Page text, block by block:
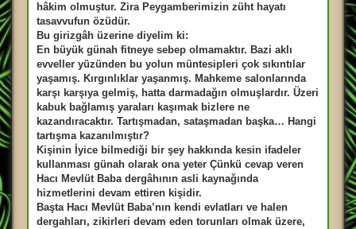
hâkim olmuştur. Zira Peygamberimizin züht hayatı
tasavvufun özüdür.
Bu girizgâh üzerine diyelim ki:
En büyük günah fitneye sebep olmamaktır. Bazi aklı
evveller yüzünden bu yolun müntesipleri çok sıkıntılar
yaşamış. Kırgınlıklar yaşanmış. Mahkeme salonlarında
karşı karşıya gelmiş, hatta darmadağın olmuşlardır. Üzeri
kabuk bağlamış yaraları kaşımak bizlere ne
kazandıracaktır. Tartışmadan, sataşmadan başka… Hangi
tartışma kazanılmıştır?
Kişinin İyice bilmediği bir şey hakkında kesin ifadeler
kullanması günah olarak ona yeter Çünkü cevap veren
Hacı Mevlüt Baba dergâhının asli kaynağında
hizmetlerini devam ettiren kişidir.
Başta Hacı Mevlüt Baba’nın kendi evlatları ve halen
dergahları, zikirleri devam eden torunları olmak üzere,